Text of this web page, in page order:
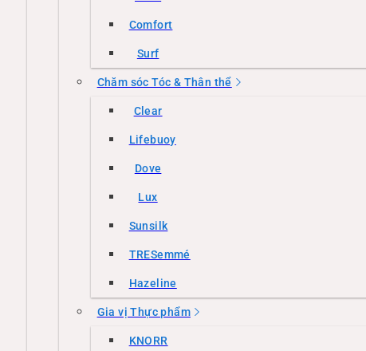
Comfort
Surf
Chăm sóc Tóc & Thân thể
Clear
Lifebuoy
Dove
Lux
Sunsilk
TRESemmé
Hazeline
Gia vị Thực phẩm
KNORR